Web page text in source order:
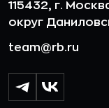
115432, г.
округ
team@rb.ru